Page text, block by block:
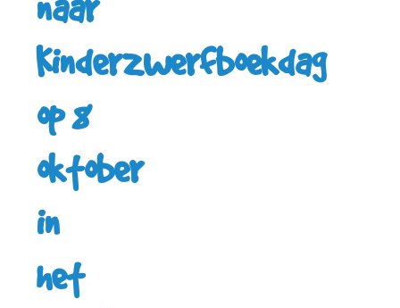
naar
Kinderzwerfboekdag
op 8
oktober
in
het